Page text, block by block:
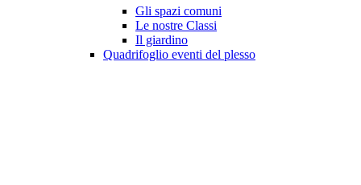
Gli spazi comuni
Le nostre Classi
Il giardino
Quadrifoglio eventi del plesso